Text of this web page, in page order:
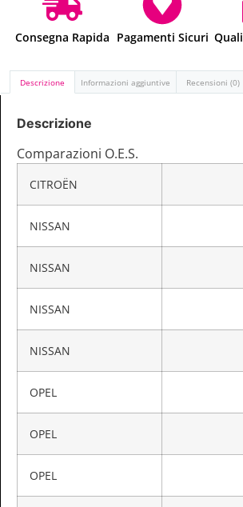
Consegna Rapida Pagamenti Sicuri
Descrizione Informazioni aggiuntive Recensioni (0)
Descrizione
Comparazioni O.E.S.
CITROËN
NISSAN
NISSAN
NISSAN
NISSAN
OPEL
OPEL
OPEL